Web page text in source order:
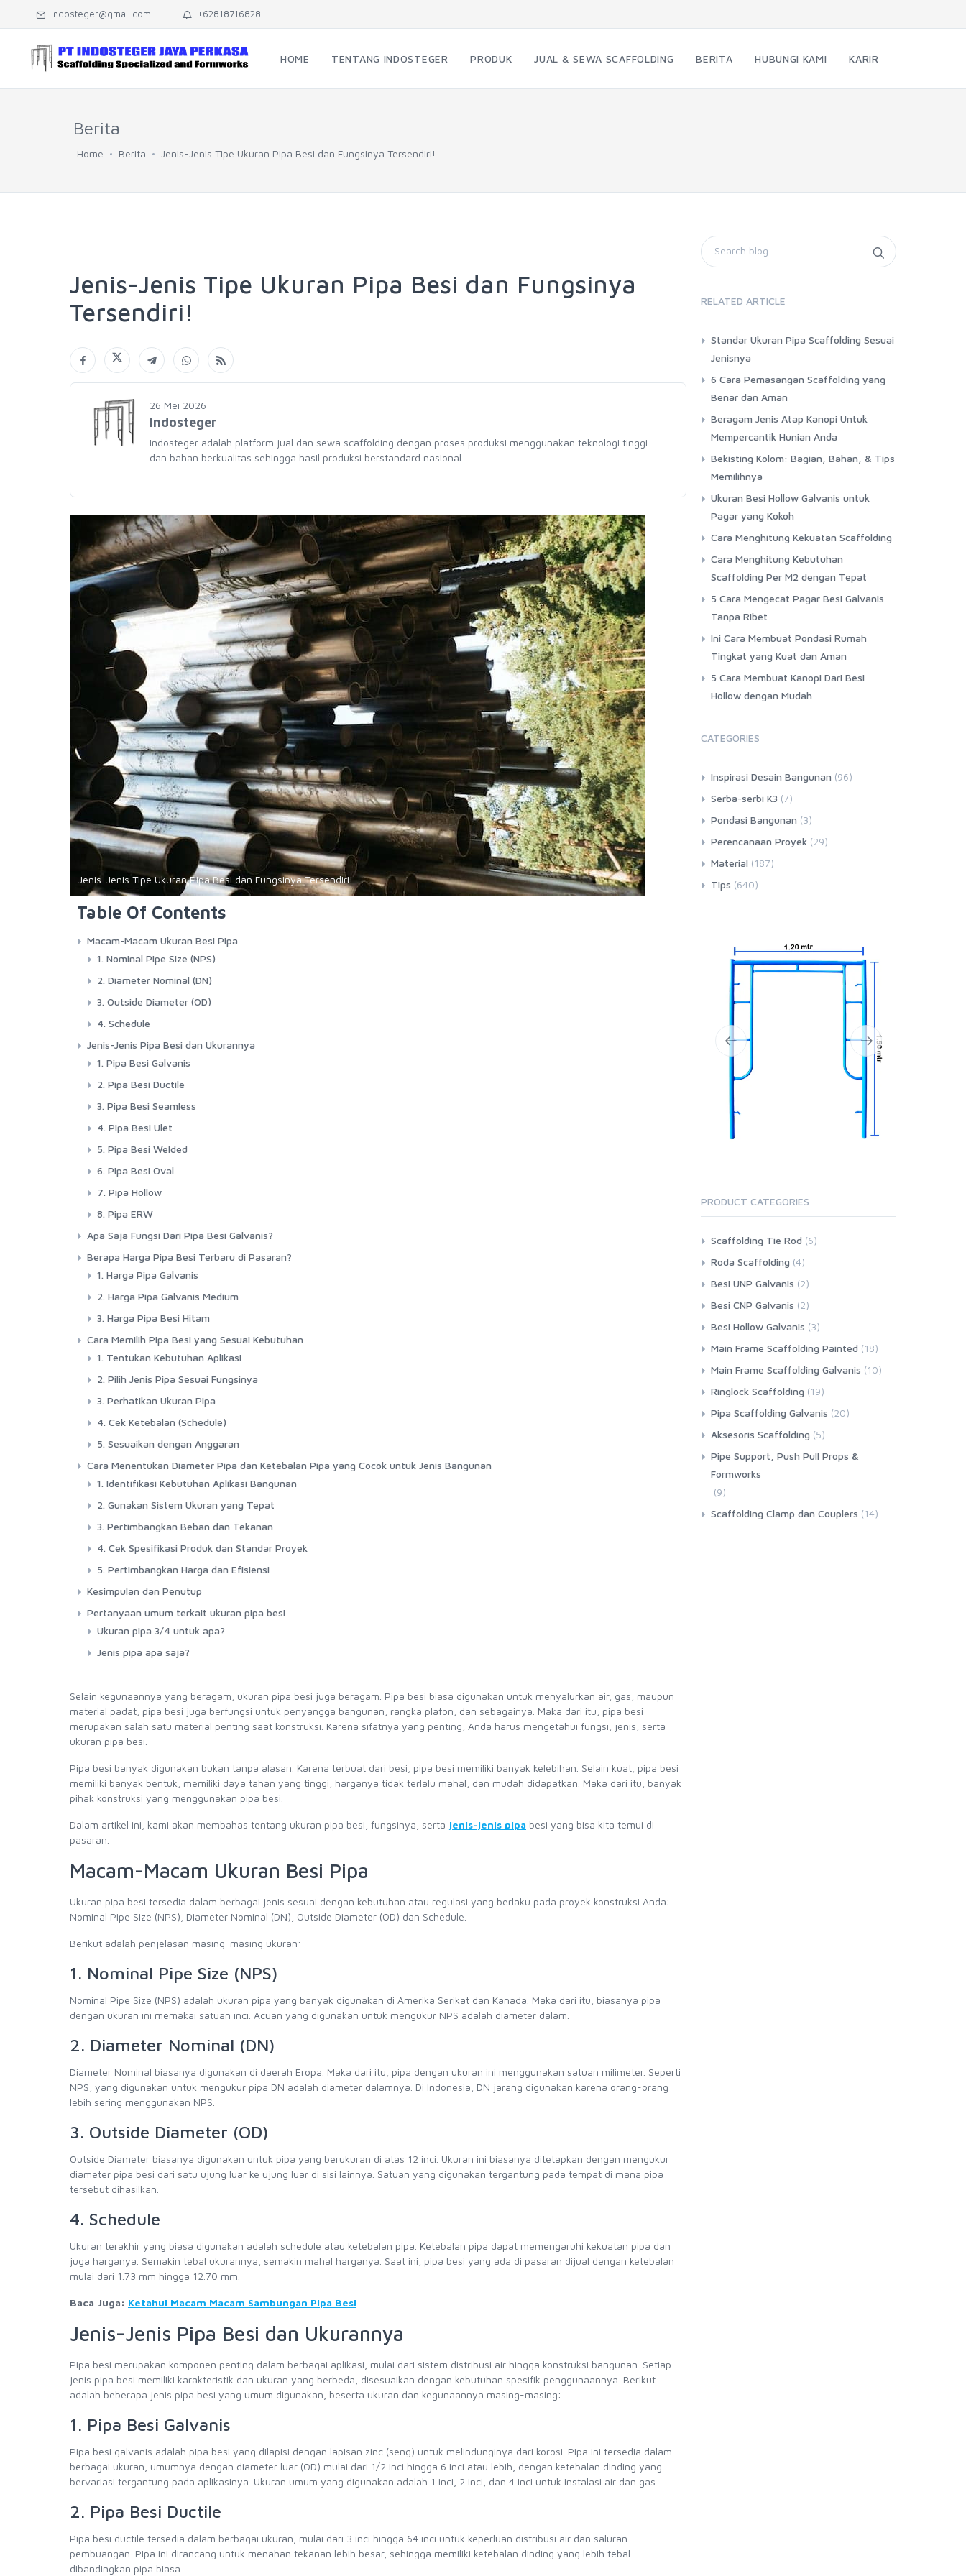
indosteger@gmail.com +62818716828
HOME TENTANG INDOSTEGER PRODUK JUAL & SEWA SCAFFOLDING BERITA HUBUNGI KAMI KARIR
Berita
Home Berita Jenis-Jenis Tipe Ukuran Pipa Besi dan Fungsinya Tersendiri!
Jenis-Jenis Tipe Ukuran Pipa Besi dan Fungsinya
Tersendiri!
26 Mei 2026
Indosteger
Indosteger adalah platform jual dan sewa scaffolding dengan proses produksi menggunakan teknologi tinggi
dan bahan berkualitas sehingga hasil produksi berstandard nasional.
Jenis-Jenis Tipe Ukuran Pipa Besi dan Fungsinya Tersendiri!
Table Of Contents
Macam-Macam Ukuran Besi Pipa
1. Nominal Pipe Size (NPS)
2. Diameter Nominal (DN)
3. Outside Diameter (OD)
4. Schedule
Jenis-Jenis Pipa Besi dan Ukurannya
1. Pipa Besi Galvanis
2. Pipa Besi Ductile
3. Pipa Besi Seamless
4. Pipa Besi Ulet
5. Pipa Besi Welded
6. Pipa Besi Oval
7. Pipa Hollow
8. Pipa ERW
Apa Saja Fungsi Dari Pipa Besi Galvanis?
Berapa Harga Pipa Besi Terbaru di Pasaran?
1. Harga Pipa Galvanis
2. Harga Pipa Galvanis Medium
3. Harga Pipa Besi Hitam
Cara Memilih Pipa Besi yang Sesuai Kebutuhan
1. Tentukan Kebutuhan Aplikasi
2. Pilih Jenis Pipa Sesuai Fungsinya
3. Perhatikan Ukuran Pipa
4. Cek Ketebalan (Schedule)
5. Sesuaikan dengan Anggaran
Cara Menentukan Diameter Pipa dan Ketebalan Pipa yang Cocok untuk Jenis Bangunan
1. Identifikasi Kebutuhan Aplikasi Bangunan
2. Gunakan Sistem Ukuran yang Tepat
3. Pertimbangkan Beban dan Tekanan
4. Cek Spesifikasi Produk dan Standar Proyek
5. Pertimbangkan Harga dan Efisiensi
Kesimpulan dan Penutup
Pertanyaan umum terkait ukuran pipa besi
Ukuran pipa 3/4 untuk apa?
Jenis pipa apa saja?
Selain kegunaannya yang beragam, ukuran pipa besi juga beragam. Pipa besi biasa digunakan untuk menyalurkan air, gas, maupun
material padat, pipa besi juga berfungsi untuk penyangga bangunan, rangka plafon, dan sebagainya. Maka dari itu, pipa besi
merupakan salah satu material penting saat konstruksi. Karena sifatnya yang penting, Anda harus mengetahui fungsi, jenis, serta
ukuran pipa besi.
Pipa besi banyak digunakan bukan tanpa alasan. Karena terbuat dari besi, pipa besi memiliki banyak kelebihan. Selain kuat, pipa besi
memiliki banyak bentuk, memiliki daya tahan yang tinggi, harganya tidak terlalu mahal, dan mudah didapatkan. Maka dari itu, banyak
pihak konstruksi yang menggunakan pipa besi.
Dalam artikel ini, kami akan membahas tentang ukuran pipa besi, fungsinya, serta jenis-jenis pipa besi yang bisa kita temui di
pasaran.
Macam-Macam Ukuran Besi Pipa
Ukuran pipa besi tersedia dalam berbagai jenis sesuai dengan kebutuhan atau regulasi yang berlaku pada proyek konstruksi Anda:
Nominal Pipe Size (NPS), Diameter Nominal (DN), Outside Diameter (OD) dan Schedule.
Berikut adalah penjelasan masing-masing ukuran:
1. Nominal Pipe Size (NPS)
Nominal Pipe Size (NPS) adalah ukuran pipa yang banyak digunakan di Amerika Serikat dan Kanada. Maka dari itu, biasanya pipa
dengan ukuran ini memakai satuan inci. Acuan yang digunakan untuk mengukur NPS adalah diameter dalam.
2. Diameter Nominal (DN)
Diameter Nominal biasanya digunakan di daerah Eropa. Maka dari itu, pipa dengan ukuran ini menggunakan satuan milimeter. Seperti
NPS, yang digunakan untuk mengukur pipa DN adalah diameter dalamnya. Di Indonesia, DN jarang digunakan karena orang-orang
lebih sering menggunakan NPS.
3. Outside Diameter (OD)
Outside Diameter biasanya digunakan untuk pipa yang berukuran di atas 12 inci. Ukuran ini biasanya ditetapkan dengan mengukur
diameter pipa besi dari satu ujung luar ke ujung luar di sisi lainnya. Satuan yang digunakan tergantung pada tempat di mana pipa
tersebut dihasilkan.
4. Schedule
Ukuran terakhir yang biasa digunakan adalah schedule atau ketebalan pipa. Ketebalan pipa dapat memengaruhi kekuatan pipa dan
juga harganya. Semakin tebal ukurannya, semakin mahal harganya. Saat ini, pipa besi yang ada di pasaran dijual dengan ketebalan
mulai dari 1.73 mm hingga 12.70 mm.
Baca Juga: Ketahui Macam Macam Sambungan Pipa Besi
Jenis-Jenis Pipa Besi dan Ukurannya
Pipa besi merupakan komponen penting dalam berbagai aplikasi, mulai dari sistem distribusi air hingga konstruksi bangunan. Setiap
jenis pipa besi memiliki karakteristik dan ukuran yang berbeda, disesuaikan dengan kebutuhan spesifik penggunaannya. Berikut
adalah beberapa jenis pipa besi yang umum digunakan, beserta ukuran dan kegunaannya masing-masing:
1. Pipa Besi Galvanis
Pipa besi galvanis adalah pipa besi yang dilapisi dengan lapisan zinc (seng) untuk melindunginya dari korosi. Pipa ini tersedia dalam
berbagai ukuran, umumnya dengan diameter luar (OD) mulai dari 1/2 inci hingga 6 inci atau lebih, dengan ketebalan dinding yang
bervariasi tergantung pada aplikasinya. Ukuran umum yang digunakan adalah 1 inci, 2 inci, dan 4 inci untuk instalasi air dan gas.
2. Pipa Besi Ductile
Pipa besi ductile tersedia dalam berbagai ukuran, mulai dari 3 inci hingga 64 inci untuk keperluan distribusi air dan saluran
pembuangan. Pipa ini dirancang untuk menahan tekanan lebih besar, sehingga memiliki ketebalan dinding yang lebih tebal
dibandingkan pipa biasa.
RELATED ARTICLE
Standar Ukuran Pipa Scaffolding Sesuai
Jenisnya
6 Cara Pemasangan Scaffolding yang
Benar dan Aman
Beragam Jenis Atap Kanopi Untuk
Mempercantik Hunian Anda
Bekisting Kolom: Bagian, Bahan, & Tips
Memilihnya
Ukuran Besi Hollow Galvanis untuk
Pagar yang Kokoh
Cara Menghitung Kekuatan Scaffolding
Cara Menghitung Kebutuhan
Scaffolding Per M2 dengan Tepat
5 Cara Mengecat Pagar Besi Galvanis
Tanpa Ribet
Ini Cara Membuat Pondasi Rumah
Tingkat yang Kuat dan Aman
5 Cara Membuat Kanopi Dari Besi
Hollow dengan Mudah
CATEGORIES
Inspirasi Desain Bangunan (96)
Serba-serbi K3 (7)
Pondasi Bangunan (3)
Perencanaan Proyek (29)
Material (187)
Tips (640)
PRODUCT CATEGORIES
Scaffolding Tie Rod (6)
Roda Scaffolding (4)
Besi UNP Galvanis (2)
Besi CNP Galvanis (2)
Besi Hollow Galvanis (3)
Main Frame Scaffolding Painted (18)
Main Frame Scaffolding Galvanis (10)
Ringlock Scaffolding (19)
Pipa Scaffolding Galvanis (20)
Aksesoris Scaffolding (5)
Pipe Support, Push Pull Props &
Formworks
(9)
Scaffolding Clamp dan Couplers (14)